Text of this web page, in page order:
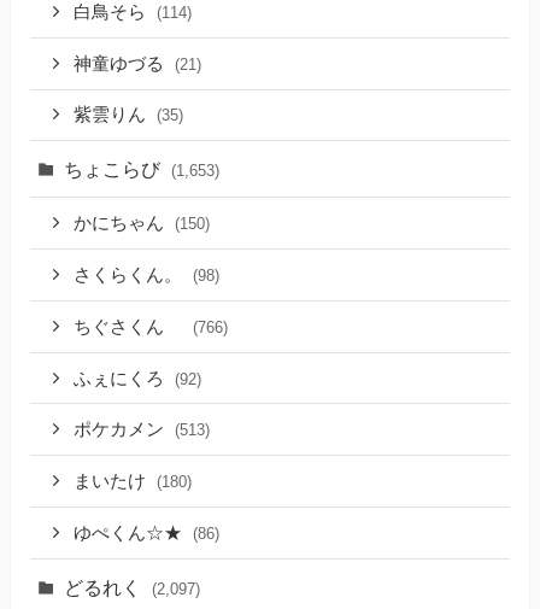
白鳥そら (114)
神童ゆづる (21)
紫雲りん (35)
ちょこらび (1,653)
かにちゃん (150)
さくらくん。 (98)
ちぐさくん (766)
ふぇにくろ (92)
ポケカメン (513)
まいたけ (180)
ゆぺくん☆★ (86)
どるれく (2,097)